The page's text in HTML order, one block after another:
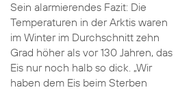
Sein alarmierendes Fazit: Die
Temperaturen in der Arktis waren
im Winter im Durchschnitt zehn
Grad höher als vor 130 Jahren, das
Eis nur noch halb so dick. „Wir
haben dem Eis beim Sterben